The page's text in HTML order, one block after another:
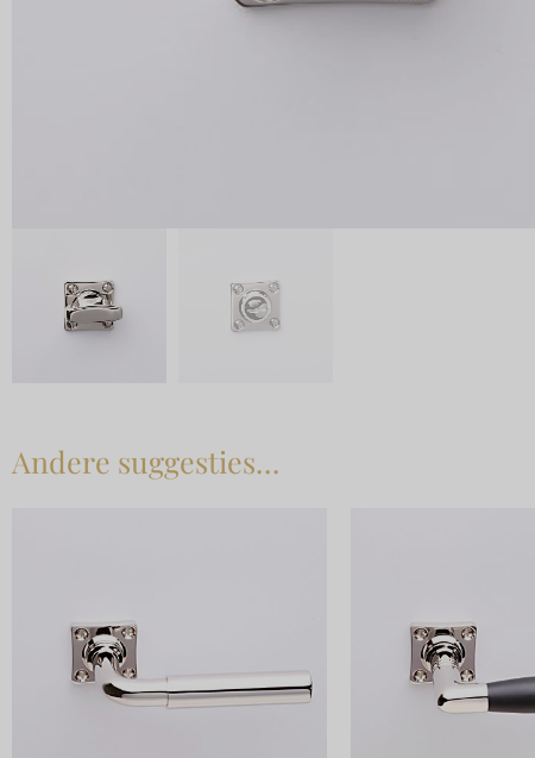
Andere suggesties…